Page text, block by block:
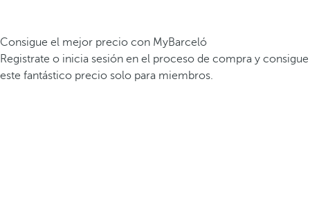
Consigue el mejor precio con MyBarceló
Registrate o inicia sesión en el proceso de compra y consigue
este fantástico precio solo para miembros.